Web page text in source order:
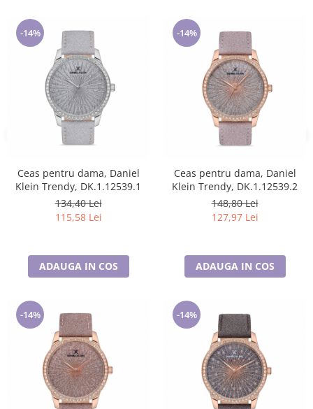
-14%
Ceas pentru dama, Daniel
Klein Trendy, DK.1.12539.1
134,40 Lei
115,58 Lei
ADAUGA IN COS
-14%
Ceas pentru dama, Daniel
Klein Trendy, DK.1.12539.2
148,80 Lei
127,97 Lei
ADAUGA IN COS
-14% -14%